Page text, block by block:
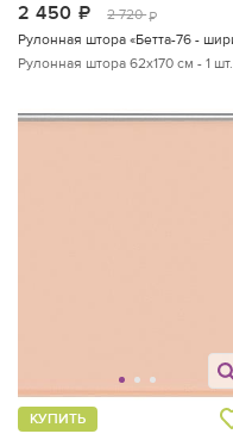
2 450 руб.
2 720 руб.
Рулонная штора 62х170 см - 1 шт.
КУПИТЬ